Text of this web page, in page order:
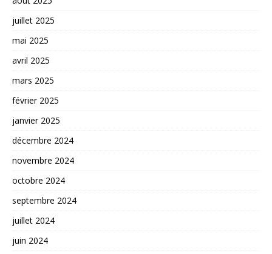
juillet 2025
mai 2025
avril 2025
mars 2025
février 2025
janvier 2025
décembre 2024
novembre 2024
octobre 2024
septembre 2024
juillet 2024
juin 2024